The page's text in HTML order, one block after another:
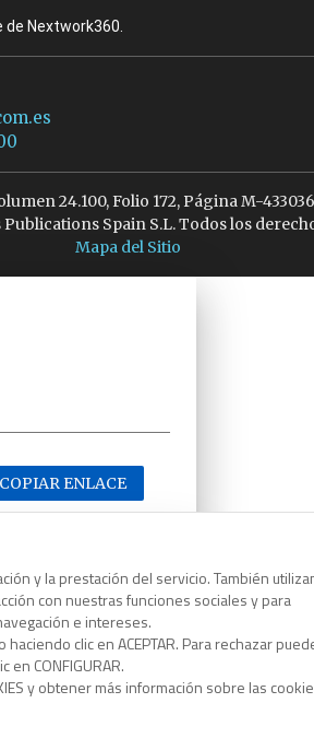
y la prestación del servicio. También
con nuestras funciones sociales y para
e intereses.
clic en ACEPTAR. Para rechazar
CONFIGURAR.
y obtener más información sobre las
Nextwork360.
24.100, Folio 172, Página M-
Spain S.L. Todos los
Mapa del Sitio
COPIAR ENLACE